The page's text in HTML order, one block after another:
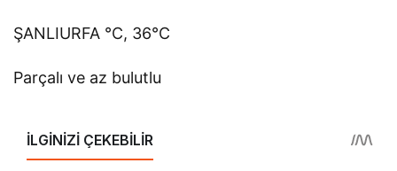
ŞANLIURFA °C, 36°C
Parçalı ve az bulutlu